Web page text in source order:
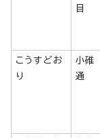
目
こうすどお
り
小碓
通